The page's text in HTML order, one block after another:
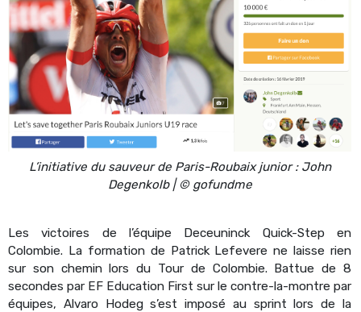
L’initiative du sauveur de Paris-Roubaix junior : John
Degenkolb | © gofundme
Les victoires de l’équipe Deceuninck Quick-Step en
Colombie. La formation de Patrick Lefevere ne laisse rien
sur son chemin lors du Tour de Colombie. Battue de 8
secondes par EF Education First sur le contre-la-montre par
équipes, Alvaro Hodeg s’est imposé au sprint lors de la